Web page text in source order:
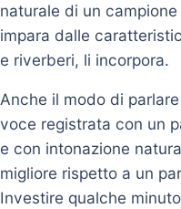
naturale di un
impara dalle
e riverberi, li incorpora.
Anche il modo di
voce registrata con un
e con intonazione
migliore rispetto a un
Investire qualche